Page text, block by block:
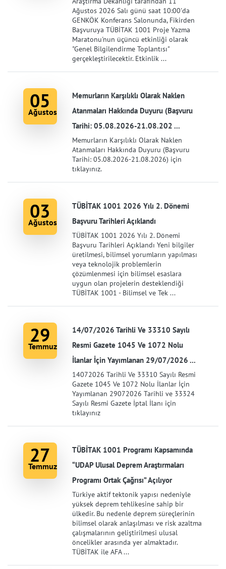
Ağustos 2026 Salı günü saat 10:00'da
GENKÖK Konferans Salonunda, Fikirden
Başvuruya TÜBİTAK 1001 Proje Yazma
Maratonu'nun üçüncü etkinliği olarak
"Genel Bilgilendirme Toplantısı"
gerçekleştirilecektir. Etkinlik ...
05
Ağustos
Memurların Karşılıklı Olarak Naklen
Atanmaları Hakkında Duyuru (Başvuru
Tarihi: 05.08.2026-21.08.202 ...
Memurların Karşılıklı Olarak Naklen
Atanmaları Hakkında Duyuru (Başvuru
Tarihi: 05.08.2026-21.08.2026) için
tıklayınız.
03
Ağustos
TÜBİTAK 1001 2026 Yılı 2. Dönemi
Başvuru Tarihleri Açıklandı
TÜBİTAK 1001 2026 Yılı 2. Dönemi
Başvuru Tarihleri Açıklandı Yeni bilgiler
üretilmesi, bilimsel yorumların yapılması
veya teknolojik problemlerin
çözümlenmesi için bilimsel esaslara
uygun olan projelerin desteklendiği
TÜBİTAK 1001 - Bilimsel ve Tek ...
29
Temmuz
14/07/2026 Tarihli Ve 33310 Sayılı
Resmi Gazete 1045 Ve 1072 Nolu
İlanlar İçin Yayımlanan 29/07/2026 ...
14072026 Tarihli Ve 33310 Sayılı Resmi
Gazete 1045 Ve 1072 Nolu İlanlar İçin
Yayımlanan 29072026 Tarihli ve 33324
Sayılı Resmi Gazete İptal İlanı için
tıklayınız
27
Temmuz
TÜBİTAK 1001 Programı Kapsamında
“UDAP Ulusal Deprem Araştırmaları
Programı Ortak Çağrısı” Açılıyor
Türkiye aktif tektonik yapısı nedeniyle
yüksek deprem tehlikesine sahip bir
ülkedir. Bu nedenle deprem süreçlerinin
bilimsel olarak anlaşılması ve risk azaltma
çalışmalarının geliştirilmesi ulusal
öncelikler arasında yer almaktadır.
TÜBİTAK ile AFA ...